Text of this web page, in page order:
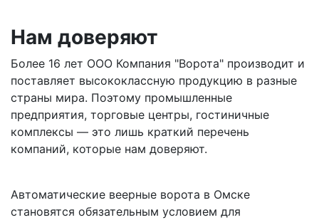
Нам доверяют
Более 16 лет ООО Компания "Ворота" производит и
поставляет высококлассную продукцию в разные
страны мира. Поэтому промышленные
предприятия, торговые центры, гостиничные
комплексы — это лишь краткий перечень
компаний, которые нам доверяют.
Автоматические веерные ворота в Омске
становятся обязательным условием для